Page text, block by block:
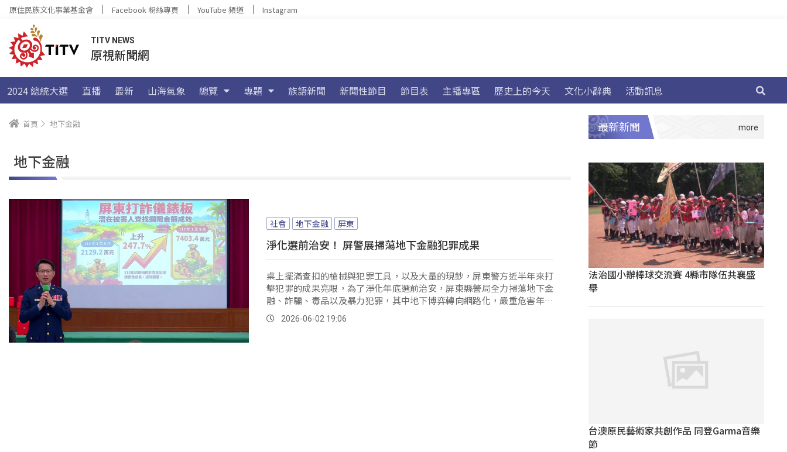
原住民族文化事業基金會 Facebook 粉絲專頁 YouTube 頻道 Instagram
TITV NEWS
原視新聞網
2024 總統大選 直播 最新 山海氣象 總覽 專題 族語新聞 新聞性節目 節目表 主播專區 歷史上的今天 文化小辭典 活動訊息
首頁 地下金融
地下金融
社會 地下金融 屏東
淨化選前治安！ 屏警展掃蕩地下金融犯罪成果
桌上擺滿查扣的槍械與犯罪工具，以及大量的現鈔，屏東警方近半年來打
擊犯罪的成果亮眼，為了淨化年底選前治安，屏東縣警局全力掃蕩地下金
融、詐騙、毒品以及暴力犯罪，其中地下博弈轉向網路化，嚴重危害年輕
族群。2026-06-02 19:06
最新新聞
法治國小辦棒球交流賽 4縣市隊伍共襄盛
舉
台澳原民藝術家共創作品 同登Garma音樂
節